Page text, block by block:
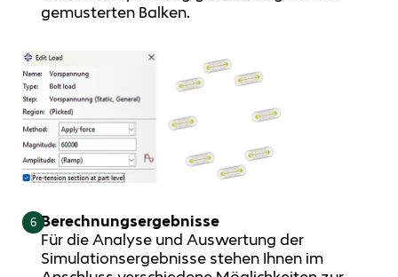
gemusterten Balken.
6 Berechnungsergebnisse
Für die Analyse und Auswertung der
Simulationsergebnisse stehen Ihnen im